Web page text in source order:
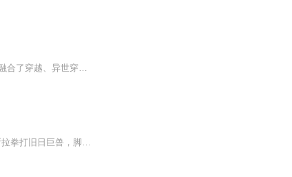
内容简介 神秘支配者 神秘支配者是由作者迷路的太阳帆创作的一部奇幻/史诗奇幻小说，小说中融合了穿越、异世穿越、神话、奇幻历史等元素。故事的主角是一个图书管理员，他在现实世界中负责将实体古籍数字化录入网上图书馆，但在一次意外中穿越到了异世界...
内容简介 康桥从世界最初的诞生中苏醒了，只是此时的他却成为了哥斯拉的幼体。这是一只哥斯拉拳打旧日巨兽，脚踢信仰众神的故事。最初，祂被称为大地与熔岩的最古神明；而后，祂被称为耀星与光的最古神明；最后，祂是宇宙唯一的支配者，也是超脱万物的最...